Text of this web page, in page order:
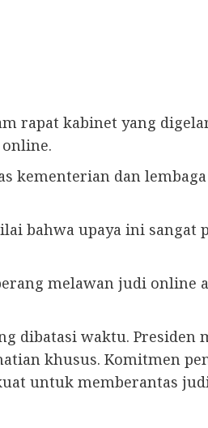
rapat kabinet yang digelar
kementerian dan
bahwa upaya ini sangat
melawan judi online
dibatasi waktu. Presiden
khusus. Komitmen
untuk memberantas